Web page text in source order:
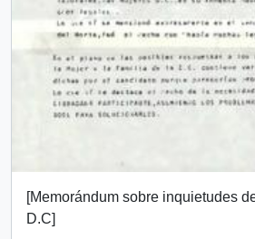
[Memorándum sobre inquietudes
D.C]